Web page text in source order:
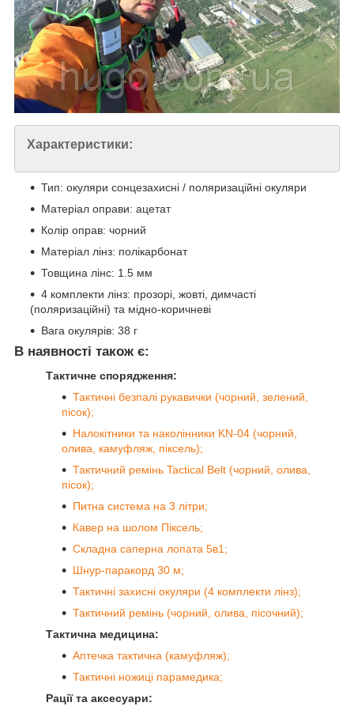
Характеристики:
Тип: окуляри сонцезахисні / поляризаційні окуляри
Матеріал оправи: ацетат
Колір оправ: чорний
Матеріал лінз: полікарбонат
Товщина лінс: 1.5 мм
4 комплекти лінз: прозорі, жовті, димчасті
(поляризаційні) та мідно-коричневі
Вага окулярів: 38 г
В наявності також є:
Тактичне спорядження:
Тактичні безпалі рукавички (чорний, зелений,
пісок);
Налокітники та наколінники KN-04 (чорний,
олива, камуфляж, піксель);
Тактичний ремінь Tactical Belt (чорний, олива,
пісок);
Питна система на 3 літри;
Кавер на шолом Піксель;
Складна саперна лопата 5в1;
Шнур-паракорд 30 м;
Тактичні захисні окуляри (4 комплекти лінз);
Тактичний ремінь (чорний, олива, пісочний);
Тактична медицина:
Аптечка тактична (камуфляж);
Тактичні ножиці парамедика;
Рації та аксесуари: